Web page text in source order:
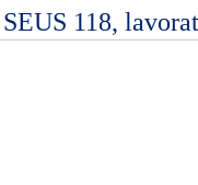
SEUS 118,